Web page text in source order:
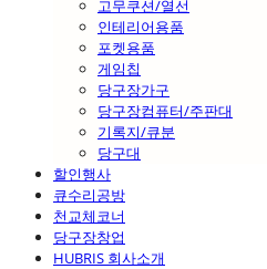
고무쿠션/열선
인테리어용품
포켓용품
게임칩
당구장가구
당구장컴퓨터/주판대
기록지/큐분
당구대
할인행사
큐수리공방
천교체코너
당구장창업
HUBRIS 회사소개